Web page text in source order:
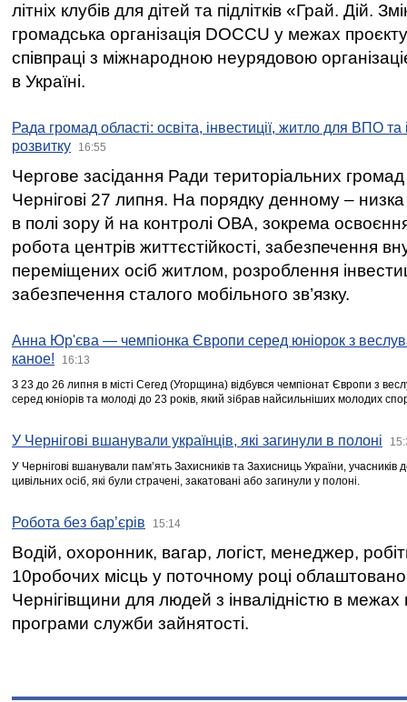
літніх клубів для дітей та підлітків «Грай. Дій.
громадська організація DOCCU у межах
співпраці з міжнародною неурядовою
в Україні.
Рада громад області: освіта, інвестиції, житло для ВПО
розвитку
16:55
Чергове засідання Ради територіальних громад
Чернігові 27 липня. На порядку денному –
в полі зору й на контролі ОВА, зокрема освоєння
робота центрів життєстійкості, забезпечення
переміщених осіб житлом, розроблення
забезпечення сталого мобільного зв’язку.
Анна Юр'єва — чемпіонка Європи серед юніорок з
каное!
16:13
З 23 до 26 липня в місті Сегед (Угорщина) відбувся чемпіонат Європи з
серед юніорів та молоді до 23 років, який зібрав найсильніших молодих
У Чернігові вшанували українців, які загинули в полоні
У Чернігові вшанували пам’ять Захисників та Захисниць України,
цивільних осіб, які були страчені, закатовані або загинули у полоні.
Робота без бар’єрів 15:14
Водій, охоронник, вагар, логіст, менеджер,
10робочих місць у поточному році
Чернігівщини для людей з інвалідністю в межах
програми служби зайнятості.